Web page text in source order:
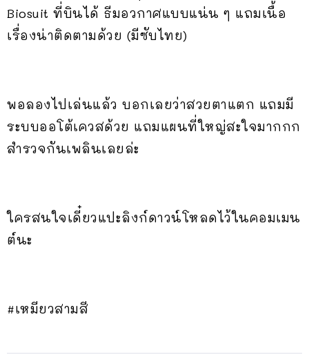
Biosuit ที่บินได้ ธีมอวกาศแบบแน่น ๆ แถมเนื้อ
เรื่องน่าติดตามด้วย (มีซับไทย)
พอลองไปเล่นแล้ว บอกเลยว่าสวยตาแตก แถมมี
ระบบออโต้เควสด้วย แถมแผนที่ใหญ่สะใจมากกก
สำรวจกันเพลินเลยล่ะ
ใครสนใจเดี๋ยวแปะลิงก์ดาวน์โหลดไว้ในคอมเมน
ต์นะ
#เหมียวสามสี